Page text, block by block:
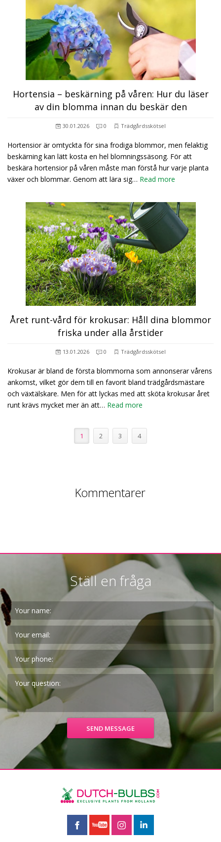
Hortensia – beskärning på våren: Hur du läser
av din blomma innan du beskär den
30.01.2026 0 Trädgårdsskötsel
Hortensior är omtyckta för sina frodiga blommor, men felaktig
beskärning kan lätt kosta en hel blomningssäsong. För att
beskära hortensior på våren måste man förstå hur varje planta
växer och blommar. Genom att lära sig… Read more
Året runt-vård för krokusar: Håll dina blommor
friska under alla årstider
13.01.2026 0 Trädgårdsskötsel
Krokusar är bland de första blommorna som annonserar vårens
ankomst, vilket gör dem till en favorit bland trädgårdsmästare
och växtälskare. Men för att lyckas med att sköta krokusar året
runt krävs mycket mer än att… Read more
1 2 3 4
Kommentarer
Ställ en fråga